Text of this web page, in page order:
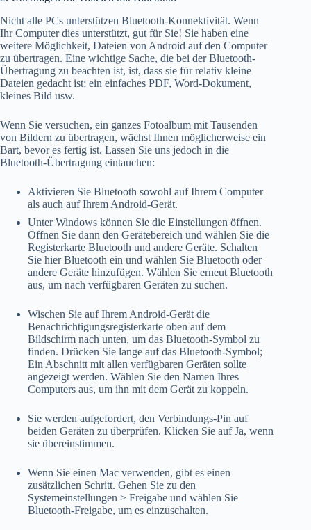
Nicht alle PCs unterstützen Bluetooth-Konnektivität. Wenn
Ihr Computer dies unterstützt, gut für Sie! Sie haben eine
weitere Möglichkeit, Dateien von Android auf den Computer
zu übertragen. Eine wichtige Sache, die bei der Bluetooth-
Übertragung zu beachten ist, ist, dass sie für relativ kleine
Dateien gedacht ist; ein einfaches PDF, Word-Dokument,
kleines Bild usw.
Wenn Sie versuchen, ein ganzes Fotoalbum mit Tausenden
von Bildern zu übertragen, wächst Ihnen möglicherweise ein
Bart, bevor es fertig ist. Lassen Sie uns jedoch in die
Bluetooth-Übertragung eintauchen:
Aktivieren Sie Bluetooth sowohl auf Ihrem Computer
als auch auf Ihrem Android-Gerät.
Unter Windows können Sie die Einstellungen öffnen.
Öffnen Sie dann den Gerätebereich und wählen Sie die
Registerkarte Bluetooth und andere Geräte. Schalten
Sie hier Bluetooth ein und wählen Sie Bluetooth oder
andere Geräte hinzufügen. Wählen Sie erneut Bluetooth
aus, um nach verfügbaren Geräten zu suchen.
Wischen Sie auf Ihrem Android-Gerät die
Benachrichtigungsregisterkarte oben auf dem
Bildschirm nach unten, um das Bluetooth-Symbol zu
finden. Drücken Sie lange auf das Bluetooth-Symbol;
Ein Abschnitt mit allen verfügbaren Geräten sollte
angezeigt werden. Wählen Sie den Namen Ihres
Computers aus, um ihn mit dem Gerät zu koppeln.
Sie werden aufgefordert, den Verbindungs-Pin auf
beiden Geräten zu überprüfen. Klicken Sie auf Ja, wenn
sie übereinstimmen.
Wenn Sie einen Mac verwenden, gibt es einen
zusätzlichen Schritt. Gehen Sie zu den
Systemeinstellungen > Freigabe und wählen Sie
Bluetooth-Freigabe, um es einzuschalten.